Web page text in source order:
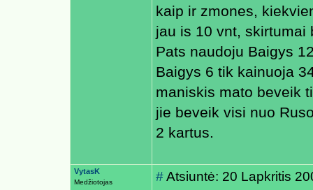
kaip ir zmones,
jau is 10 vnt, skirtumai
Pats naudoju Baigys
Baigys 6 tik kainuoja
maniskis mato beveik
jie beveik visi nuo
2 kartus.
VytasK
Medžiotojas #Atsiuntė: 20 Lapkritis